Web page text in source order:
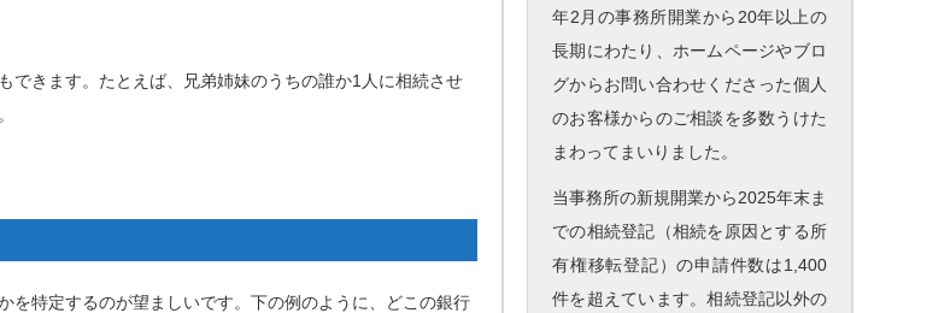
できます。たとえば、兄弟姉妹のうちの誰か1人に相続させ
を特定するのが望ましいです。下の例のように、どこの銀行
年2月の事務所開業から20年以上の
長期にわたり、ホームページやブロ
グからお問い合わせくださった個人
のお客様からのご相談を多数うけた
まわってまいりました。
当事務所の新規開業から2025年末ま
での相続登記（相続を原因とする所
有権移転登記）の申請件数は1,400
件を超えています。相続登記以外の